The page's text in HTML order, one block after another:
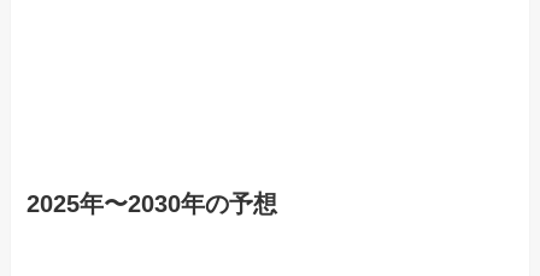
2025年〜2030年の予想